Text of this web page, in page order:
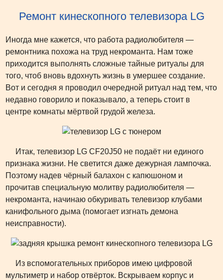
Ремонт кинескопного телевизора LG
Иногда мне кажется, что работа радиолюбителя —
ремонтника похожа на труд некроманта. Нам тоже
приходится выполнять сложные тайные ритуалы для
того, чтоб вновь вдохнуть жизнь в умершее создание.
Вот и сегодня я проводил очередной ритуал над тем, что
недавно говорило и показывало, а теперь стоит в
центре комнаты мёртвой грудой железа.
Итак, телевизор LG CF20J50 не подаёт ни единого
признака жизни. Не светится даже дежурная лампочка.
Поэтому надев чёрный балахон с капюшоном и
прочитав специальную молитву радиолюбителя —
некроманта, начинаю обкуривать телевизор клубами
канифольного дыма (помогает изгнать демона
неисправности).
Из вспомогательных приборов имею цифровой
мультиметр и набор отвёрток. Вскрываем корпус и